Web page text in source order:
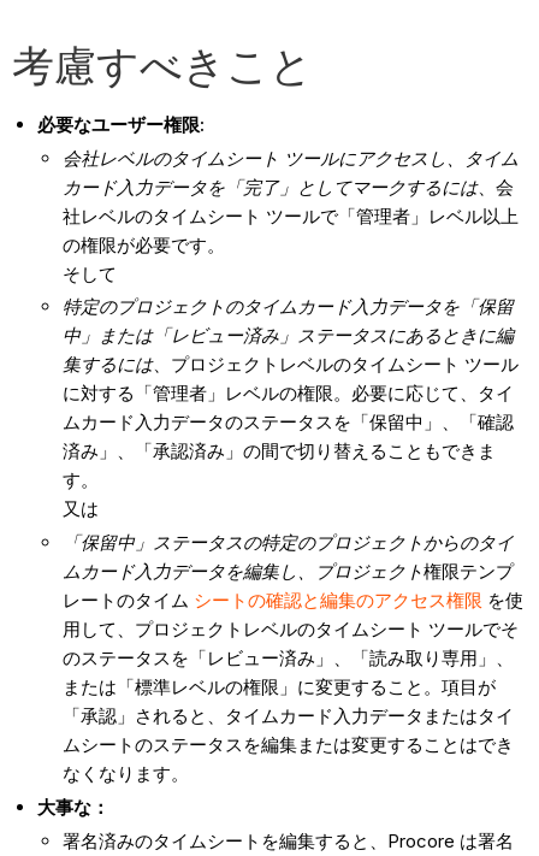
考慮すべきこと
必要なユーザー権限:
会社レベルのタイムシート ツールにアクセスし、タイム
カード入力データを「完了」としてマークするには、会
社レベルのタイムシート ツールで「管理者」レベル以上
の権限が必要です。
そして
特定のプロジェクトのタイムカード入力データを「保留
中」または「レビュー済み」ステータスにあるときに編
集するには、プロジェクトレベルのタイムシート ツール
に対する「管理者」レベルの権限。必要に応じて、タイ
ムカード入力データのステータスを「保留中」、「確認
済み」、「承認済み」の間で切り替えることもできま
す。
又は
「保留中」ステータスの特定のプロジェクトからのタイ
ムカード入力データを編集し、プロジェクト権限テンプ
レートのタイム シートの確認と編集のアクセス権限 を使
用して、プロジェクトレベルのタイムシート ツールでそ
のステータスを「レビュー済み」、「読み取り専用」、
または「標準レベルの権限」に変更すること。項目が
「承認」されると、タイムカード入力データまたはタイ
ムシートのステータスを編集または変更することはでき
なくなります。
大事な：
署名済みのタイムシートを編集すると、Procore は署名